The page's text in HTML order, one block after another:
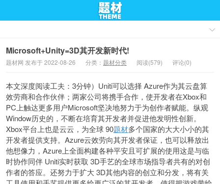
Microsoft+Unity=3D其开发新时代!
题材网 发布于 2022-08-26 分类： 题材分类 阅读(579) 评论(0)
本文深度阅读工夫：3分钟）Uniti可以选择 Azure作为其云盘算
效劳商和合作伙伴；两家公司将携手合作，使开发者在Xbox和
PC上触达更多用户Microsoft坚决地努力于为创作者赋能。纵观
Window历史的，不断在培育其开发者并促进他发明性创新。
Xbox平台上也是云云，为全球 90题材多个国家的大大小小的其
开发者提供支持。Azure云效劳向其开发者保证，也可以释放出
他想像力，Azure上全面构建各种平安且可扩展的使用这是与临
时协作同伴 Uniti实时获取 3D手艺的全球市场指导者共有的对创
作者的答应。还努力于扩大 3D其他内容的创立和分发，将有关